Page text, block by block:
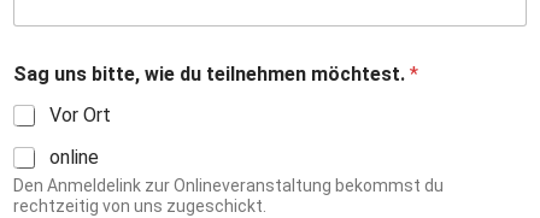
S
g
Sag uns bitte, wie du teilnehmen möchtest. *
Vor Ort
online
Den Anmeldelink zur Onlineveranstaltung bekommst du
rechtzeitig von uns zugeschickt.